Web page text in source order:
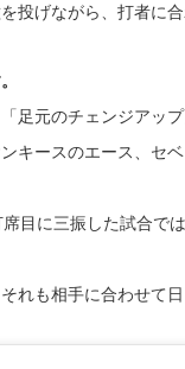
投げながら、打者に
足元のチェンジアッ
キースのエース、セ
目に三振した試合で
れも相手に合わせて